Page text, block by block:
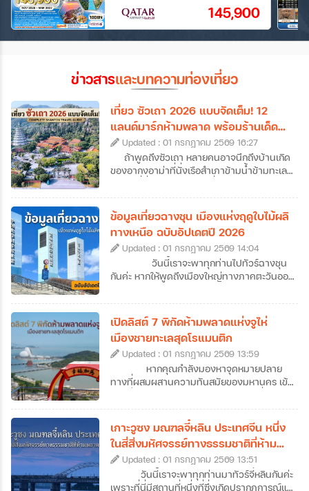
145,900
ข่าวสารและบทความท่องเที่ยว
เที่ยว ซัวเถา 2026 แบบจัดเต็ม! 12
แลนด์มาร์กห้ามพลาด พร้อมร้านเด็ด
และที่พักดัง
Updated : 01 กรกฎาคม 2569 16:27
ถ้าพูดถึงซัวเถา หลายคนอาจนึกถึงบ้านเกิด
ของอากงอาม่าที่นั่งเรือสำเภาข้ามน้ำข้ามทะเล
แต้จิ๋วเคยลงเรือมาตั้งรกรากในไทย แต่ปัจจุบัน
ซัวเถาไม่ได้เป็นเพียงแค่จุดเริ่มต้นของการ
อพยพมายังเมืองไทย เพราะซัวเถาคือดินแดน
ของวัฒนธรรมแต้จิ๋วแท้ ๆ ที่มีทั้งวัดโบราณ
อายุนับร้อยปี ถนนเก่าที่เต็มไปด้วยกลิ่นอาย
ประวัติศาสตร์ อาหารพื้นเมืองรสเลิศ ศาลเจ้า
ศักดิ์สิทธิ์ รวมไปถึงฮวงจุ้ยของเมืองที่ดีเยี่ยม
องค์ที่คนไทยรู้จักกันดี จึงไม่น่าแปลกใจที่สายมู
สายบุญ และนักท่องเที่ยวที่อยากสัมผัสจีนแบบ
โลคอลจะหลงรักที่นี่ได้ไม่ยาก ซึ่งวันนี้เราก็จะพา
ทุกคนไปทัวร์ซัวเถากันแบบจัดเต็ม ที่มีทั้งข้อมูล
เที่ยวซัวเถา 12 ที่เที่ยวไฮไลต์ พร้อมลิสต์ร้าน
เด็ดและที่พักมาแนะนำไว้ให้ครบ ให้เราสามารถ
วางแผนเที่ยวกันได้ง่าย ๆ แบบครบจบในที่
ข้อมูลเที่ยวฉางชุน เมืองแห่งฤดูใบไม้ผลิ
ทางเหนือ ฉบับอัปเดตปี 2026
Updated : 01 กรกฎาคม 2569 14:04
วันนี้เราจะพาทุกท่านไปทัวร์ฉางชุน
กันค่ะ หากให้พูดถึงเมืองใหญ่ทางภาคตะวันออก
หิมะขาวโพลนและอากาศหนาวจัด แต่ฉางชุน
เป็นเมืองที่ได้รับฉายาว่า “เมืองแห่งฤดูใบไม้ผลิ
แห่งภาคเหนือ” ความพิเศษของเมืองนี้คืออะไร?
ทำไมถึงได้รับการขนานนามว่าเป็นเมืองแห่งฤดู
ใบไม้ผลิแห่งภาคเหนือ วันนี้เราจะพาไปหาคำ
ตอบกันค่ะ นอกจากนี้เราก็ยังทำการรวบรวม
ข้อมูลเที่ยวฉางชุนฉบับอัปเดตปี 2026 ที่จะพา
ฉางชุนแบบครบทุกมิติ ไม่ว่าจะเป็นแลนด์มาร์ก
สำคัญ แหล่งพักผ่อน หรือย่านไลฟ์สไตล์มาฝาก
กันด้วย ว่าแล้วก็เตรียมตัวออกเดินทางไปเยือน
เมืองหลวงแห่งมณฑลจี๋หลินที่ฉางชุนกันได้เลย
ค่ะ
เปิดลิสต์ 7 พิกัดห้ามพลาดแห่งจูไห่
เมืองชายทะเลสุดโรแมนติก
Updated : 01 กรกฎาคม 2569 13:59
หากคุณกำลังมองหาจุดหมายปลาย
ทางที่ผสมผสานความทันสมัยของมหานคร เข้า
วางแผนมาทัวร์จูไห่คือคำตอบที่ไม่ควรมองข้าม
เลยค่ะ เมืองชายฝั่งทะเลแห่งนี้ไม่ได้มีดีแค่เป็น
เขตเศรษฐกิจพิเศษที่คึกคัก แต่ยังมีเสน่ห์เฉพาะ
ตัวด้วยถนนสายยาวเลียบหาด สวนสาธารณะ
เขียวขจีที่แทรกตัวอยู่ทุกมุมเมือง และ
บรรยากาศที่ดูผ่อนคลายกว่าเมืองใหญ่ข้าง
เคียงอย่างกวางโจวหรือเซินเจิ้น ถึงแม้ว่าหลาย
เกาะวูซง มณฑลจี๋หลิน ประเทศจีน หนึ่ง
ในสี่สิ่งมหัศจรรย์ทางธรรมชาติที่ห้าม
พลาดของจีน
Updated : 01 กรกฎาคม 2569 13:51
วันนี้เราจะพาทุกท่านมาทัวร์จี๋หลินกันค่ะ
เพราะที่นี่มีสถานที่หนึ่งที่ซึ่งเกิดปรากฏการณ์แม่